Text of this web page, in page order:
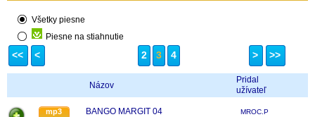
Všetky piesne
Piesne na stiahnutie
<< < 2 3 4 > >>
Názov
Pridal
užívateľ
mp3 BANGO MARGIT 04 MROC.P